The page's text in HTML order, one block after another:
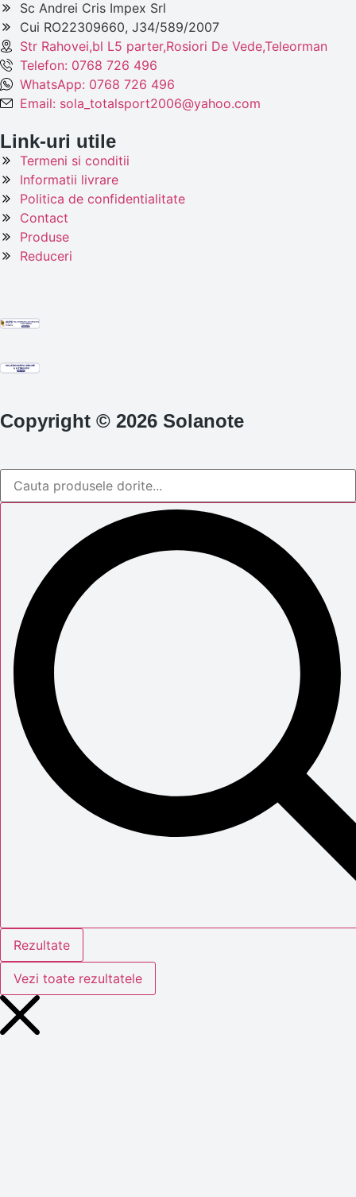
Sc Andrei Cris Impex Srl
Cui RO22309660, J34/589/2007
Str Rahovei,bl L5 parter,Rosiori De Vede,Teleorman
Telefon: 0768 726 496
WhatsApp: 0768 726 496
Email: sola_totalsport2006@yahoo.com
Link-uri utile
Termeni si conditii
Informatii livrare
Politica de confidentialitate
Contact
Produse
Reduceri
Copyright © 2026 Solanote
Rezultate
Vezi toate rezultatele